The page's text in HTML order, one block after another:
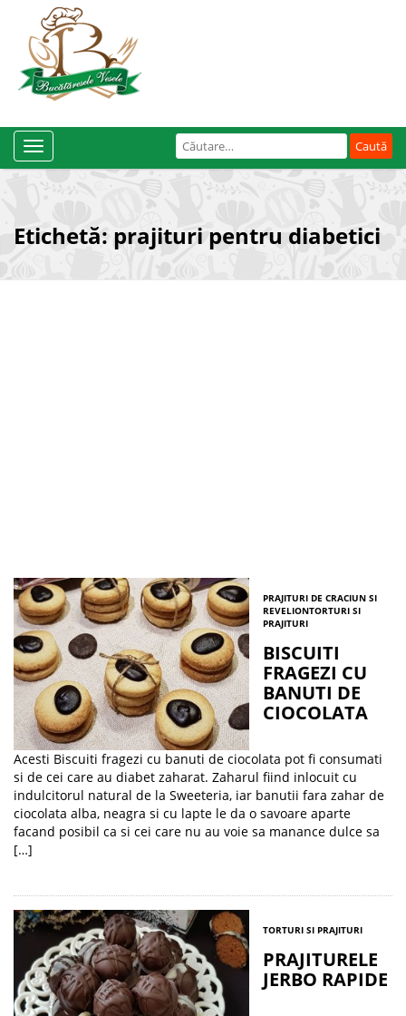
Caută
după:
Toggle
Navigation
Etichetă: prajituri pentru diabetici
PRAJITURI DE CRACIUN SI
REVELIONTORTURI SI
PRAJITURI
BISCUITI
FRAGEZI CU
BANUTI DE
CIOCOLATA
Acesti Biscuiti fragezi cu banuti de ciocolata pot fi consumati
si de cei care au diabet zaharat. Zaharul fiind inlocuit cu
indulcitorul natural de la Sweeteria, iar banutii fara zahar de
ciocolata alba, neagra si cu lapte le da o savoare aparte
facand posibil ca si cei care nu au voie sa manance dulce sa
[…]
TORTURI SI PRAJITURI
PRAJITURELE
JERBO RAPIDE